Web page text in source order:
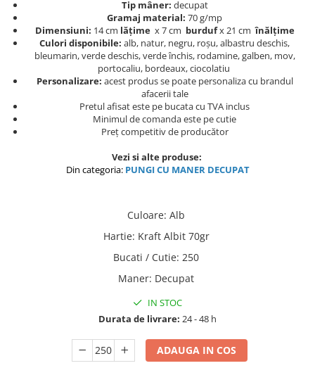
Tip mâner: decupat
Gramaj material: 70 g/mp
Dimensiuni: 14 cm lățime x 7 cm burdufx 21 cm înălțime
Culori disponibile: alb, natur, negru, roșu, albastru deschis,
bleumarin, verde deschis, verde închis, rodamine, galben, mov,
portocaliu, bordeaux, ciocolatiu
Personalizare: acest produs se poate personaliza cu brandul
afacerii tale
Pretul afisat este pe bucata cu TVA inclus
Minimul de comanda este pe cutie
Preț competitiv de producător
Vezi si alte produse:
Din categoria: PUNGI CU MANER DECUPAT
Culoare: Alb
Hartie: Kraft Albit 70gr
Bucati / Cutie: 250
Maner: Decupat
IN STOC
Durata de livrare: 24 - 48 h
ADAUGA IN COS